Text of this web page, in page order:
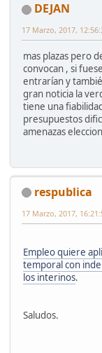
DEJAN
17 Marzo, 2017,
mas plazas pero
convocan , si
entrarían y
gran noticia la
tiene una
presupuestos
amenazas
respublica
17 Marzo, 2017,
Empleo quiere
temporal con
los interinos.
Saludos.